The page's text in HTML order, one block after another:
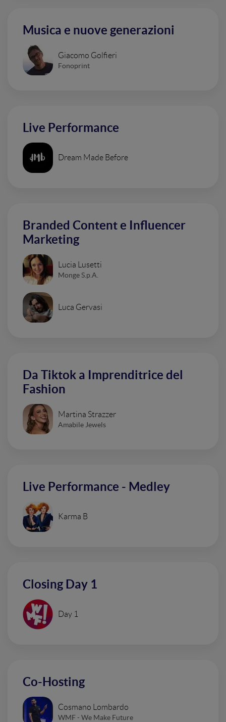
Musica e nuove generazioni
Giacomo Golfieri
Fonoprint
Live Performance
Dream Made Before
Branded Content e Influencer
Marketing
Lucia Lusetti
Monge S.p.A.
Luca Gervasi
Da Tiktok a Imprenditrice del
Fashion
Martina Strazzer
Amabile Jewels
Live Performance - Medley
Karma B
Closing Day 1
Day 1
Co-Hosting
Cosmano Lombardo
WMF - We Make Future